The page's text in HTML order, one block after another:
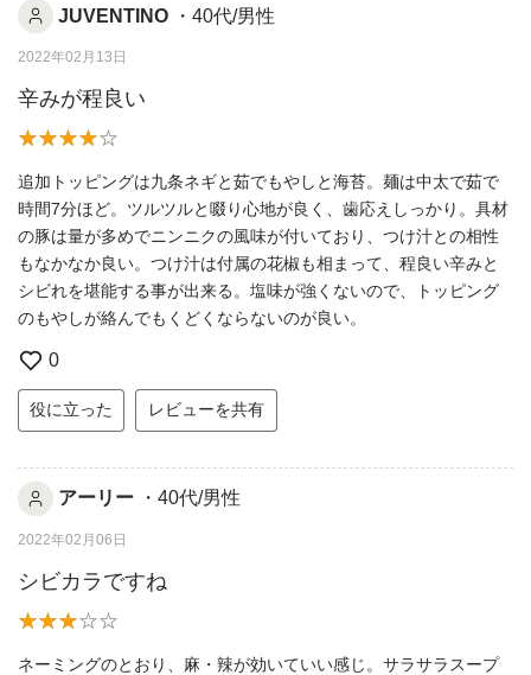
JUVENTINO ・40代/男性
2022年02月13日
辛みが程良い
追加トッピングは九条ネギと茹でもやしと海苔。麺は中太で茹で
時間7分ほど。ツルツルと啜り心地が良く、歯応えしっかり。具材
の豚は量が多めでニンニクの風味が付いており、つけ汁との相性
もなかなか良い。つけ汁は付属の花椒も相まって、程良い辛みと
シビれを堪能する事が出来る。塩味が強くないので、トッピング
のもやしが絡んでもくどくならないのが良い。
0
役に立った レビューを共有
アーリー ・40代/男性
2022年02月06日
シビカラですね
ネーミングのとおり、麻・辣が効いていい感じ。サラサラスープ